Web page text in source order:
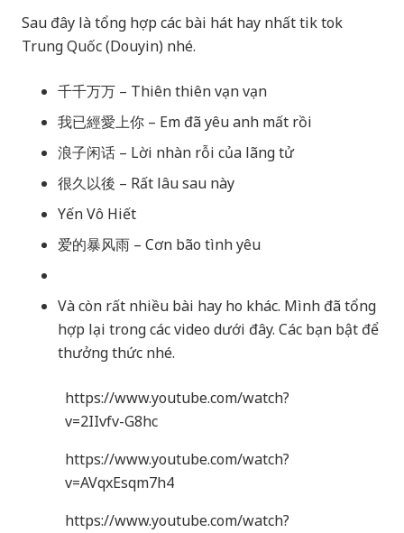
Sau đây là tổng hợp các bài hát hay nhất tik tok
Trung Quốc (Douyin) nhé.
千千万万 – Thiên thiên vạn vạn
我已經愛上你 – Em đã yêu anh mất rồi
浪子闲话 – Lời nhàn rỗi của lãng tử
很久以後 – Rất lâu sau này
Yến Vô Hiết
爱的暴风雨 – Cơn bão tình yêu
Và còn rất nhiều bài hay ho khác. Mình đã tổng
hợp lại trong các video dưới đây. Các bạn bật để
thưởng thức nhé.
https://www.youtube.com/watch?
v=2IIvfv-G8hc
https://www.youtube.com/watch?
v=AVqxEsqm7h4
https://www.youtube.com/watch?